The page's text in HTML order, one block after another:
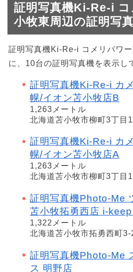
証明写真機Ki-Re-i
小牧東周辺の証明写
証明写真機Ki-Re-i コメリパワ
に、10台の証明写真機を表示し
証明写真機Ki-Re-i カ
幌/イオン苫小牧店B
1,263メートル
北海道苫小牧市柳町3丁目
証明写真機Ki-Re-i カ
幌/イオン苫小牧店A
1,263メートル
北海道苫小牧市柳町3丁目
証明写真機Photo-Me
苫小牧拓勇西店 i-
1,322メートル
北海道苫小牧市拓勇西町3-
証明写真機Photo-Me
ス 明野店